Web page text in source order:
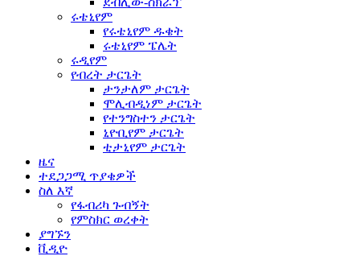
ሩቴኒየም
የሩቴኒየም ዱቄት
ሩቴኒየም ፔሌት
ሩዲየም
የብረት ታርጌት
ታንታለም ታርጌት
ሞሊብዲነም ታርጌት
የተንግስተን ታርጌት
ኒዮቢየም ታርጌት
ቲታኒየም ታርጌት
ዜና
ተደጋጋሚ ጥያቄዎች
ስለ እኛ
የፋብሪካ ጉብኝት
የምስክር ወረቀት
ያግኙን
ቪዲዮ